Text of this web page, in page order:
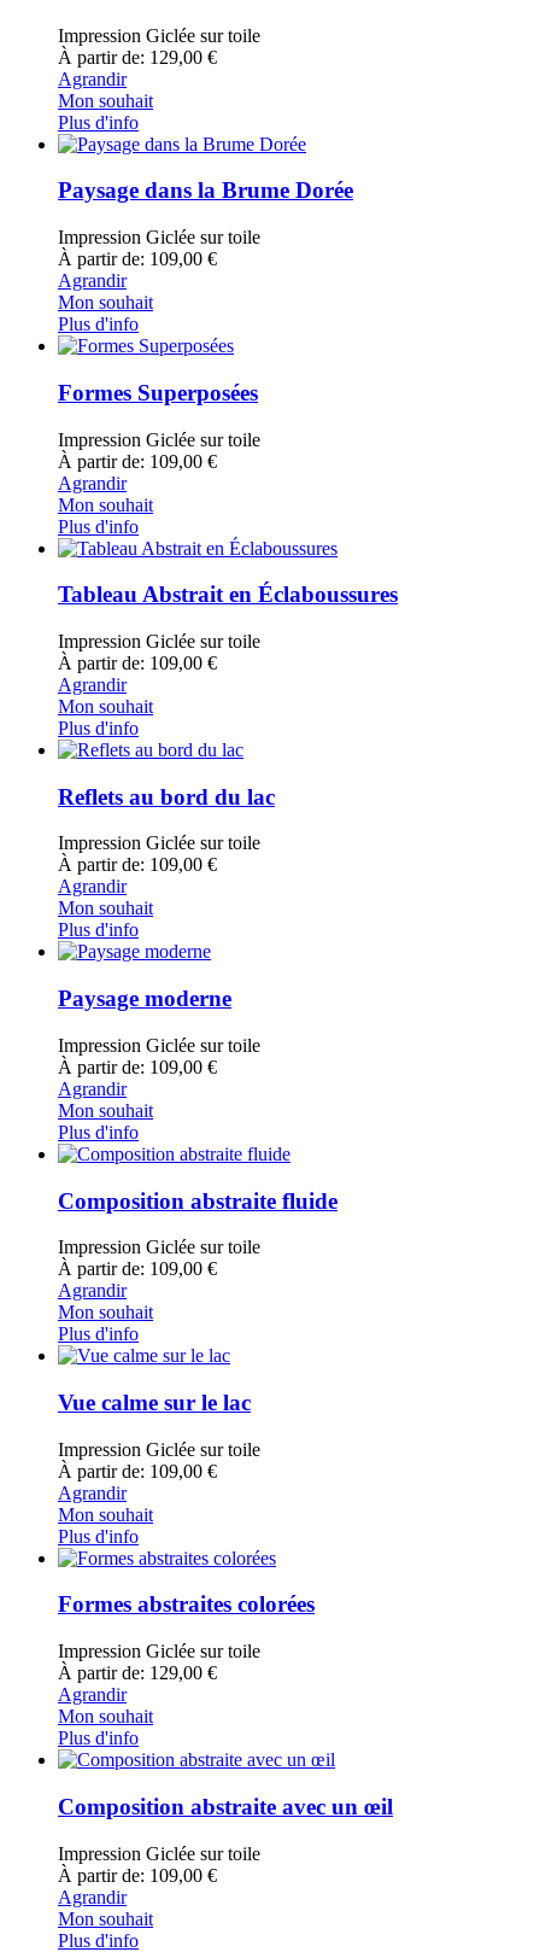
Impression Giclée sur toile
À partir de: 129,00 €
Agrandir
Mon souhait
Plus d'info
Paysage dans la Brume Dorée
Impression Giclée sur toile
À partir de: 109,00 €
Agrandir
Mon souhait
Plus d'info
Formes Superposées
Impression Giclée sur toile
À partir de: 109,00 €
Agrandir
Mon souhait
Plus d'info
Tableau Abstrait en Éclaboussures
Impression Giclée sur toile
À partir de: 109,00 €
Agrandir
Mon souhait
Plus d'info
Reflets au bord du lac
Impression Giclée sur toile
À partir de: 109,00 €
Agrandir
Mon souhait
Plus d'info
Paysage moderne
Impression Giclée sur toile
À partir de: 109,00 €
Agrandir
Mon souhait
Plus d'info
Composition abstraite fluide
Impression Giclée sur toile
À partir de: 109,00 €
Agrandir
Mon souhait
Plus d'info
Vue calme sur le lac
Impression Giclée sur toile
À partir de: 109,00 €
Agrandir
Mon souhait
Plus d'info
Formes abstraites colorées
Impression Giclée sur toile
À partir de: 129,00 €
Agrandir
Mon souhait
Plus d'info
Composition abstraite avec un œil
Impression Giclée sur toile
À partir de: 109,00 €
Agrandir
Mon souhait
Plus d'info